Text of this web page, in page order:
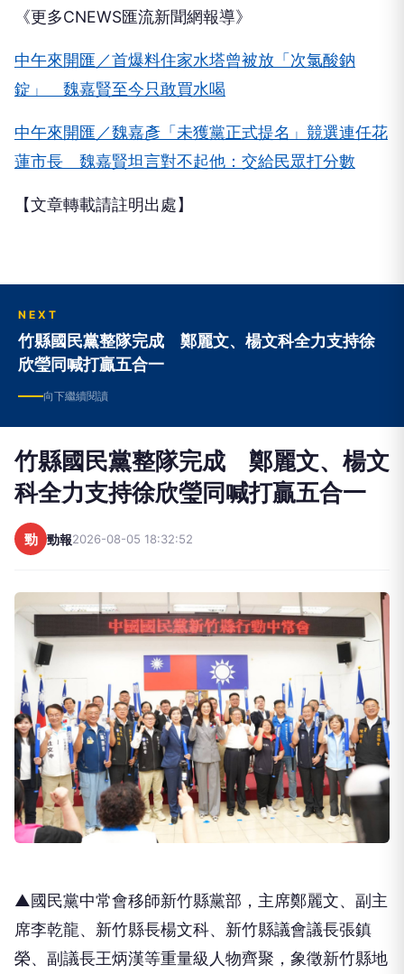
《更多CNEWS匯流新聞網報導》
中午來開匯／首爆料住家水塔曾被放「次氯酸鈉
錠」 魏嘉賢至今只敢買水喝
中午來開匯／魏嘉彥「未獲黨正式提名」競選連任花
蓮市長 魏嘉賢坦言對不起他：交給民眾打分數
【文章轉載請註明出處】
NEXT
竹縣國民黨整隊完成 鄭麗文、楊文科全力支持徐
欣瑩同喊打贏五合一
向下繼續閱讀
竹縣國民黨整隊完成 鄭麗文、楊文
科全力支持徐欣瑩同喊打贏五合一
勁 勁報2026-08-05 18:32:52
▲國民黨中常會移師新竹縣黨部，主席鄭麗文、副主
席李乾龍、新竹縣長楊文科、新竹縣議會議長張鎮
榮、副議長王炳漢等重量級人物齊聚，象徵新竹縣地